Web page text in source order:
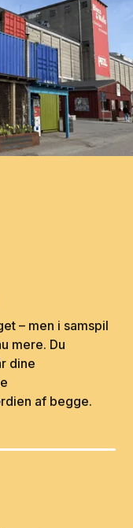
– men i samspil
mere. Du
dine
af begge.